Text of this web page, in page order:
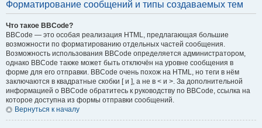
Форматирование сообщений и типы создаваемых тем
Что такое BBCode?
BBCode — это особая реализация HTML, предлагающая большие
возможности по форматированию отдельных частей сообщения.
Возможность использования BBCode определяется администратором,
однако BBCode также может быть отключён на уровне сообщения в
форме для его отправки. BBCode очень похож на HTML, но теги в нём
заключаются в квадратные скобки [ и ], а не в < и >. За дополнительной
информацией о BBCode обратитесь к руководству по BBCode, ссылка на
которое доступна из формы отправки сообщений.
Вернуться к началу